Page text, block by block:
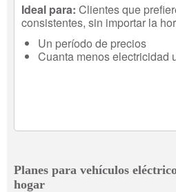
Ideal para: Clientes que
consistentes, sin importar la
Un período de precios
Cuanta menos electricidad
Planes para vehículos
hogar